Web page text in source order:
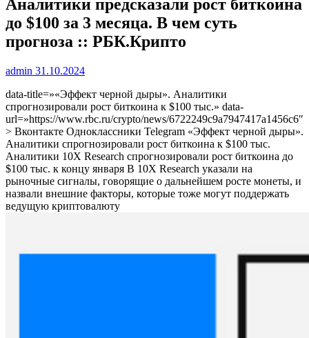
Аналитики предсказали рост биткоина
до $100 за 3 месяца. В чем суть
прогноза :: РБК.Крипто
admin 31.10.2024
data-title=»«Эффект черной дыры». Аналитики
спрогнозировали рост биткоина к $100 тыс.» data-
url=»https://www.rbc.ru/crypto/news/6722249c9a7947417a1456c6″
> Вконтакте Одноклассники Telegram «Эффект черной дыры».
Аналитики спрогнозировали рост биткоина к $100 тыс.
Аналитики 10X Research спрогнозировали рост биткоина до
$100 тыс. к концу января В 10X Research указали на
рыночные сигналы, говорящие о дальнейшем росте монеты, и
назвали внешние факторы, которые тоже могут поддержать
ведущую криптовалюту